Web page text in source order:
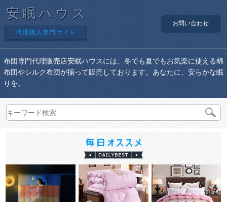
安眠ハウス
代理購入専門サイト
お問い合わせ
布団専門代理販売店安眠ハウスには、冬でも夏でもお気楽に使える棉
布団やシルク布団が揃って販売しております。あなたに、安らかな眠
りを。